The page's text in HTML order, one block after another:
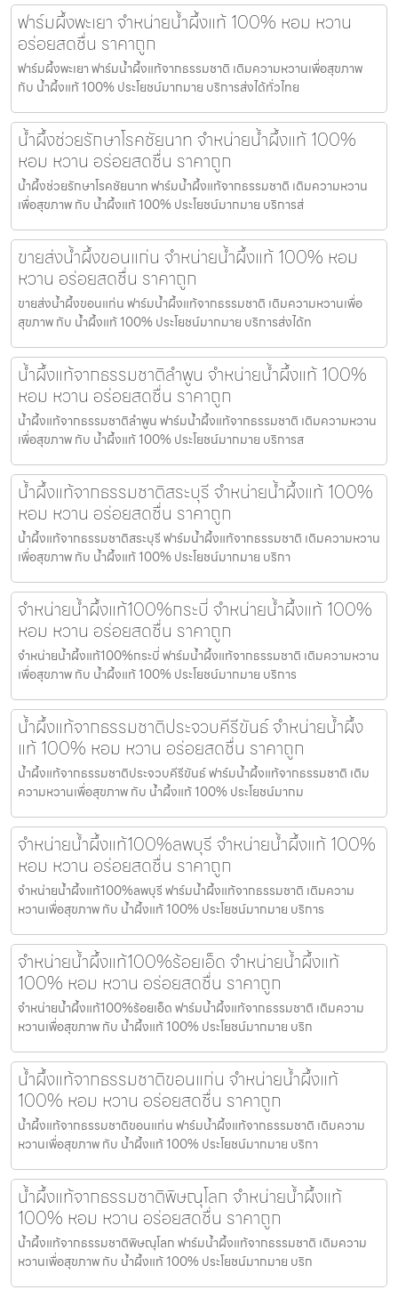
ฟาร์มผึ้งพะเยา จำหน่ายน้ำผึ้งแท้ 100% หอม หวาน
อร่อยสดชื่น ราคาถูก
ฟาร์มผึ้งพะเยา ฟาร์มน้ำผึ้งแท้จากธรรมชาติ เติมความหวานเพื่อสุขภาพ
กับ น้ำผึ้งแท้ 100% ประโยชน์มากมาย บริการส่งได้ทั่วไทย
น้ำผึ้งช่วยรักษาโรคชัยนาท จำหน่ายน้ำผึ้งแท้ 100%
หอม หวาน อร่อยสดชื่น ราคาถูก
น้ำผึ้งช่วยรักษาโรคชัยนาท ฟาร์มน้ำผึ้งแท้จากธรรมชาติ เติมความหวาน
เพื่อสุขภาพ กับ น้ำผึ้งแท้ 100% ประโยชน์มากมาย บริการส่
ขายส่งน้ำผึ้งขอนแก่น จำหน่ายน้ำผึ้งแท้ 100% หอม
หวาน อร่อยสดชื่น ราคาถูก
ขายส่งน้ำผึ้งขอนแก่น ฟาร์มน้ำผึ้งแท้จากธรรมชาติ เติมความหวานเพื่อ
สุขภาพ กับ น้ำผึ้งแท้ 100% ประโยชน์มากมาย บริการส่งได้ท
น้ำผึ้งแท้จากธรรมชาติลำพูน จำหน่ายน้ำผึ้งแท้ 100%
หอม หวาน อร่อยสดชื่น ราคาถูก
น้ำผึ้งแท้จากธรรมชาติลำพูน ฟาร์มน้ำผึ้งแท้จากธรรมชาติ เติมความหวาน
เพื่อสุขภาพ กับ น้ำผึ้งแท้ 100% ประโยชน์มากมาย บริการส
น้ำผึ้งแท้จากธรรมชาติสระบุรี จำหน่ายน้ำผึ้งแท้ 100%
หอม หวาน อร่อยสดชื่น ราคาถูก
น้ำผึ้งแท้จากธรรมชาติสระบุรี ฟาร์มน้ำผึ้งแท้จากธรรมชาติ เติมความหวาน
เพื่อสุขภาพ กับ น้ำผึ้งแท้ 100% ประโยชน์มากมาย บริกา
จำหน่ายน้ำผึ้งแท้100%กระบี่ จำหน่ายน้ำผึ้งแท้ 100%
หอม หวาน อร่อยสดชื่น ราคาถูก
จำหน่ายน้ำผึ้งแท้100%กระบี่ ฟาร์มน้ำผึ้งแท้จากธรรมชาติ เติมความหวาน
เพื่อสุขภาพ กับ น้ำผึ้งแท้ 100% ประโยชน์มากมาย บริการ
น้ำผึ้งแท้จากธรรมชาติประจวบคีรีขันธ์ จำหน่ายน้ำผึ้ง
แท้ 100% หอม หวาน อร่อยสดชื่น ราคาถูก
น้ำผึ้งแท้จากธรรมชาติประจวบคีรีขันธ์ ฟาร์มน้ำผึ้งแท้จากธรรมชาติ เติม
ความหวานเพื่อสุขภาพ กับ น้ำผึ้งแท้ 100% ประโยชน์มากม
จำหน่ายน้ำผึ้งแท้100%ลพบุรี จำหน่ายน้ำผึ้งแท้ 100%
หอม หวาน อร่อยสดชื่น ราคาถูก
จำหน่ายน้ำผึ้งแท้100%ลพบุรี ฟาร์มน้ำผึ้งแท้จากธรรมชาติ เติมความ
หวานเพื่อสุขภาพ กับ น้ำผึ้งแท้ 100% ประโยชน์มากมาย บริการ
จำหน่ายน้ำผึ้งแท้100%ร้อยเอ็ด จำหน่ายน้ำผึ้งแท้
100% หอม หวาน อร่อยสดชื่น ราคาถูก
จำหน่ายน้ำผึ้งแท้100%ร้อยเอ็ด ฟาร์มน้ำผึ้งแท้จากธรรมชาติ เติมความ
หวานเพื่อสุขภาพ กับ น้ำผึ้งแท้ 100% ประโยชน์มากมาย บริก
น้ำผึ้งแท้จากธรรมชาติขอนแก่น จำหน่ายน้ำผึ้งแท้
100% หอม หวาน อร่อยสดชื่น ราคาถูก
น้ำผึ้งแท้จากธรรมชาติขอนแก่น ฟาร์มน้ำผึ้งแท้จากธรรมชาติ เติมความ
หวานเพื่อสุขภาพ กับ น้ำผึ้งแท้ 100% ประโยชน์มากมาย บริกา
น้ำผึ้งแท้จากธรรมชาติพิษณุโลก จำหน่ายน้ำผึ้งแท้
100% หอม หวาน อร่อยสดชื่น ราคาถูก
น้ำผึ้งแท้จากธรรมชาติพิษณุโลก ฟาร์มน้ำผึ้งแท้จากธรรมชาติ เติมความ
หวานเพื่อสุขภาพ กับ น้ำผึ้งแท้ 100% ประโยชน์มากมาย บริก